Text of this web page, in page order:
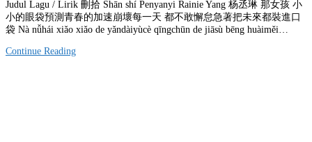
Judul Lagu / Lirik 刪拾 Shān shí Penyanyi Rainie Yang 杨丞琳 那女孩 小
小的眼袋預測青春的加速崩壞每一天 都不敢懈怠急著把未來都裝進口
袋 Nà nǚhái xiǎo xiǎo de yǎndàiyùcè qīngchūn de jiāsù bēng huàiměi…
Continue Reading